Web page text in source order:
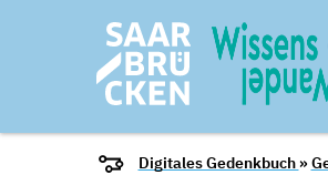
Digitales Gedenkbuch »